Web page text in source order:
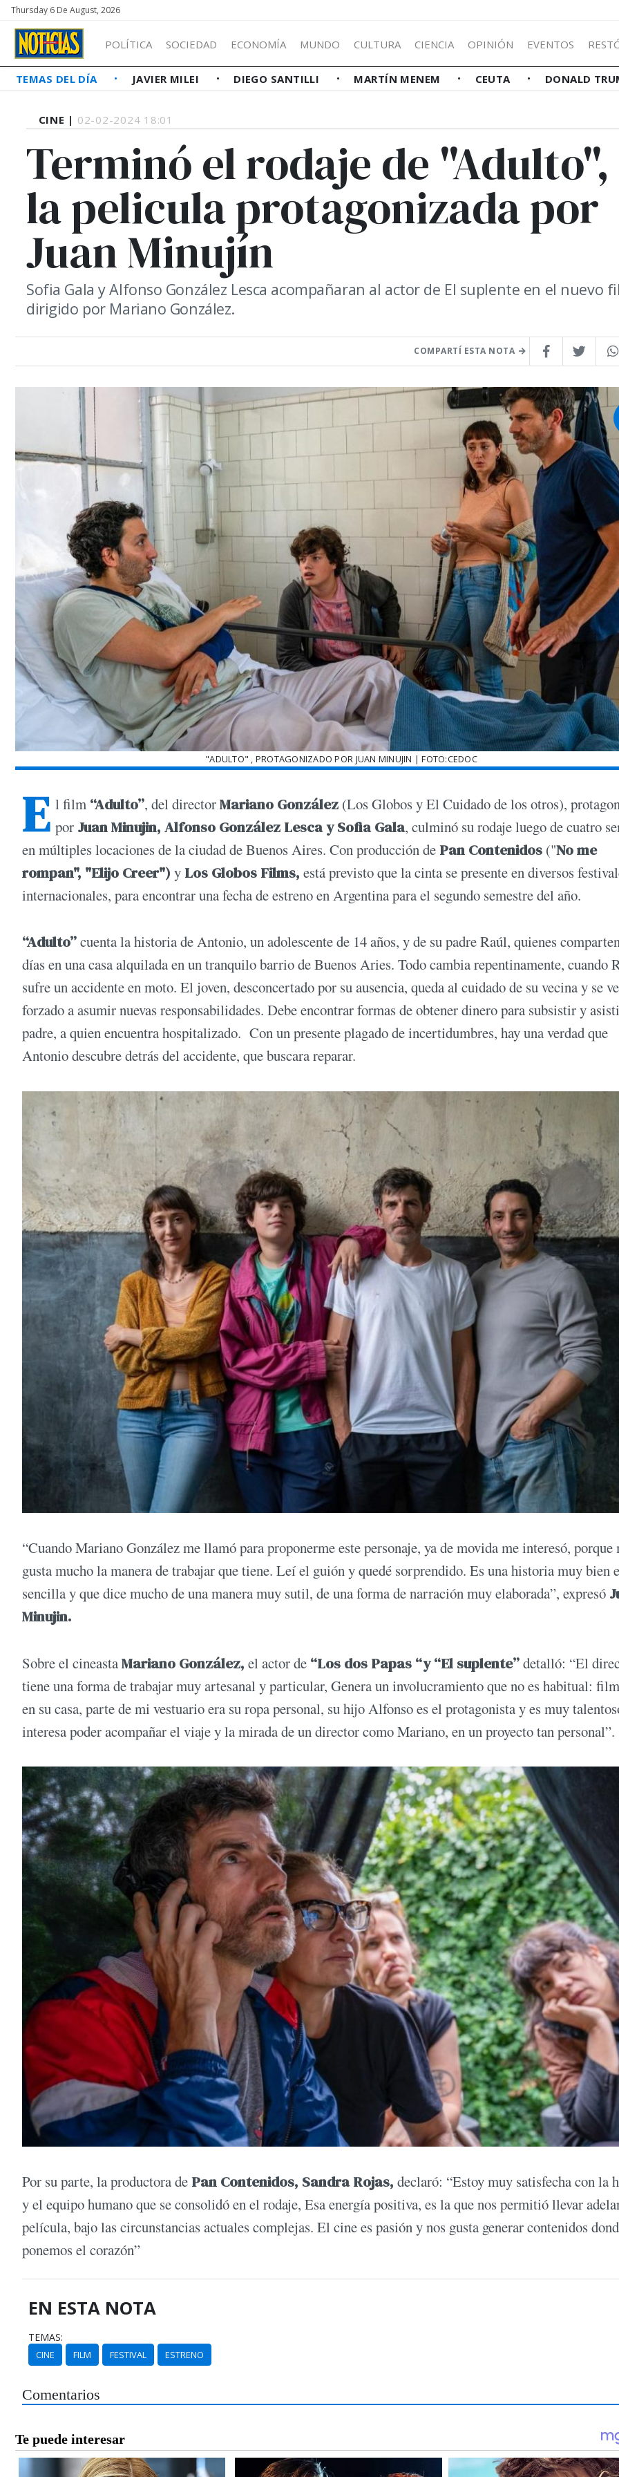
Thursday 6 De August, 2026
POLÍTICA SOCIEDAD ECONOMÍA MUNDO CULTURA CIENCIA OPINIÓN EVENTOS
TEMAS DEL DÍA JAVIER MILEI DIEGO SANTILLI MARTÍN MENEM CEUTA DONALD
CINE | 02-02-2024 18:01
Terminó el rodaje de "Adulto",
la pelicula protagonizada por
Juan Minujín
Sofia Gala y Alfonso González Lesca acompañaran al actor de El suplente en el nuevo
dirigido por Mariano González.
COMPARTÍ ESTA NOTA
"ADULTO" , PROTAGONIZADO POR JUAN MINUJIN | FOTO:CEDOC
E l film “Adulto”, del directorMariano González (Los Globos y El Cuidado de los otros),
por Juan Minujin, Alfonso González Lesca y Sofia Gala, culminó su rodaje luego de cuatro
en múltiples locaciones de la ciudad de Buenos Aires. Con producción de Pan Contenidos ("No me
rompan", "Elijo Creer") y Los Globos Films, está previsto que la cinta se presente en diversos
internacionales, para encontrar una fecha de estreno en Argentina para el segundo semestre del año.
“Adulto”cuenta la historia de Antonio, un adolescente de 14 años, y de su padre Raúl, quienes
días en una casa alquilada en un tranquilo barrio de Buenos Aries. Todo cambia repentinamente, cuando
sufre un accidente en moto. El joven, desconcertado por su ausencia, queda al cuidado de su vecina y se ve
forzado a asumir nuevas responsabilidades. Debe encontrar formas de obtener dinero para subsistir y
padre, a quien encuentra hospitalizado. Con un presente plagado de incertidumbres, hay una verdad que
Antonio descubre detrás del accidente, que buscara reparar.
“Cuando Mariano González me llamó para proponerme este personaje, ya de movida me interesó, porque
gusta mucho la manera de trabajar que tiene. Leí el guión y quedé sorprendido. Es una historia muy bien
sencilla y que dice mucho de una manera muy sutil, de una forma de narración muy elaborada”, expresó
Minujin.
Sobre el cineastaMariano González, el actor de “Los dos Papas “y “El suplente”detalló: “El
tiene una forma de trabajar muy artesanal y particular, Genera un involucramiento que no es habitual:
en su casa, parte de mi vestuario era su ropa personal, su hijo Alfonso es el protagonista y es muy
interesa poder acompañar el viaje y la mirada de un director como Mariano, en un proyecto tan personal”.
Por su parte, la productora de Pan Contenidos, Sandra Rojas, declaró: “Estoy muy satisfecha con la
y el equipo humano que se consolidó en el rodaje, Esa energía positiva, es la que nos permitió llevar
película, bajo las circunstancias actuales complejas. El cine es pasión y nos gusta generar contenidos
ponemos el corazón”
EN ESTA NOTA
TEMAS:
CINE FILM FESTIVAL ESTRENO
Comentarios